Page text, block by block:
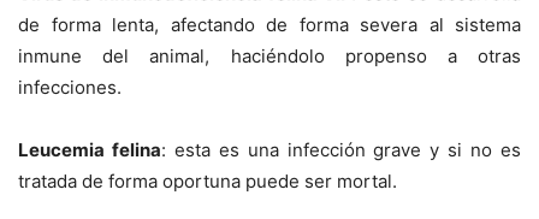
de forma lenta, afectando de forma severa al sistema
inmune del animal, haciéndolo propenso a otras
infecciones.
Leucemia felina: esta es una infección grave y si no es
tratada de forma oportuna puede ser mortal.